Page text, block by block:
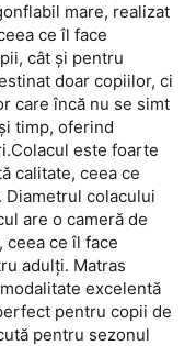
mare, realizat
ce îl face
cât și pentru
doar copiilor, ci
care încă nu se simt
timp, oferind
este foarte
calitate, ceea ce
colacului
are o cameră de
ceea ce îl face
adulți. Matras
excelentă
pentru copii de
pentru sezonul